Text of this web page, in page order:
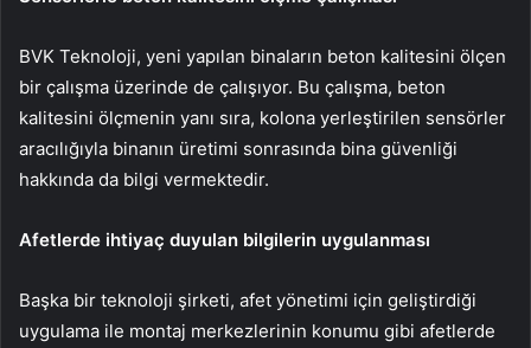
BVK Teknoloji, yeni yapılan binaların beton kalitesini ölçen
bir çalışma üzerinde de çalışıyor. Bu çalışma, beton
kalitesini ölçmenin yanı sıra, kolona yerleştirilen sensörler
aracılığıyla binanın üretimi sonrasında bina güvenliği
hakkında da bilgi vermektedir.
Afetlerde ihtiyaç duyulan bilgilerin uygulanması
Başka bir teknoloji şirketi, afet yönetimi için geliştirdiği
uygulama ile montaj merkezlerinin konumu gibi afetlerde